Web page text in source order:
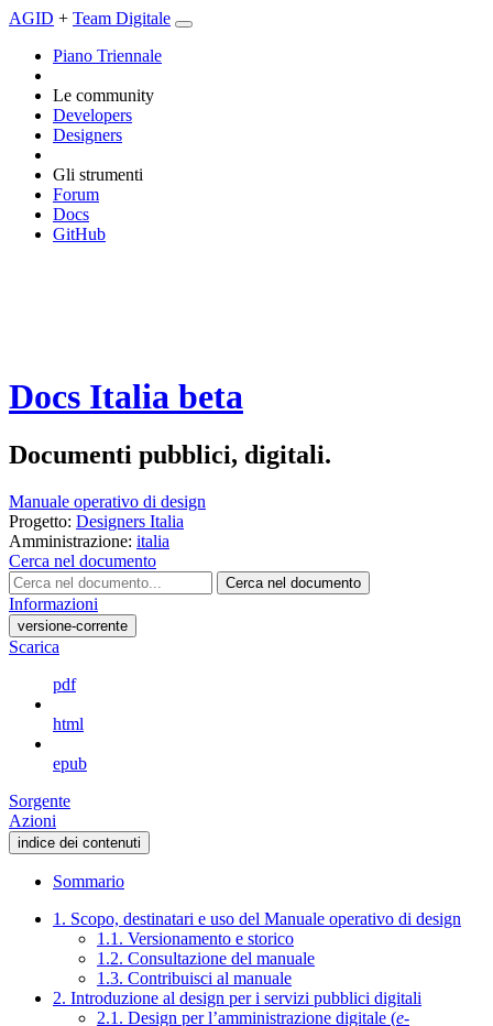
AGID + Team Digitale
Piano Triennale
Le community
Developers
Designers
Gli strumenti
Forum
Docs
GitHub
Docs Italia beta
Documenti pubblici, digitali.
Manuale operativo di design
Progetto: Designers Italia
Amministrazione: italia
Cerca nel documento
Cerca nel documento
Informazioni
versione-corrente
Scarica
pdf
html
epub
Sorgente
Azioni
indice dei contenuti
Sommario
1. Scopo, destinatari e uso del Manuale operativo di design
1.1. Versionamento e storico
1.2. Consultazione del manuale
1.3. Contribuisci al manuale
2. Introduzione al design per i servizi pubblici digitali
2.1. Design per l’amministrazione digitale (e-